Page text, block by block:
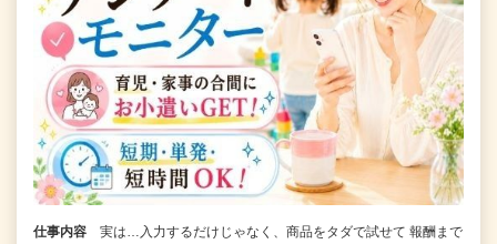
仕事内容
実は…入力するだけじゃなく、商品をタダで試せて 報酬まで